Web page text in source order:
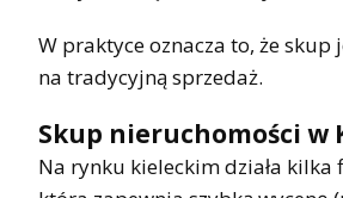
W praktyce oznacza to, że
na tradycyjną sprzedaż.
Skup nieruchomości w
Na rynku kieleckim działa kilka